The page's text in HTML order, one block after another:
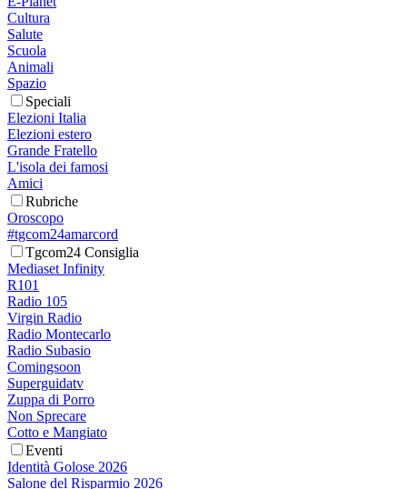
Cultura
Salute
Scuola
Animali
Spazio
Speciali
Elezioni Italia
Elezioni estero
Grande Fratello
L'isola dei famosi
Amici
Rubriche
Oroscopo
#tgcom24amarcord
Tgcom24 Consiglia
Mediaset Infinity
R101
Radio 105
Virgin Radio
Radio Montecarlo
Radio Subasio
Comingsoon
Superguidatv
Zuppa di Porro
Non Sprecare
Cotto e Mangiato
Eventi
Identità Golose 2026
Salone del Risparmio 2026